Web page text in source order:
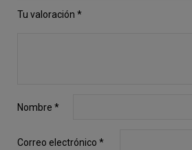
Tu valoración *
Nombre *
Correo electrónico *